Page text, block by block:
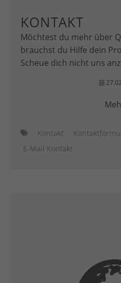
KONTAKT
Möchtest du mehr über
brauchst du Hilfe dein
Scheue dich nicht uns
Kontakt
E-Mail Kontakt